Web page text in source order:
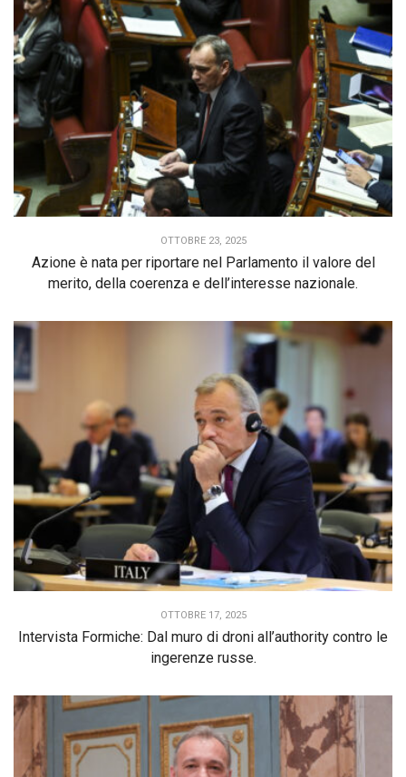
OTTOBRE 23, 2025
Azione è nata per riportare nel Parlamento il valore del
merito, della coerenza e dell’interesse nazionale.
OTTOBRE 17, 2025
Intervista Formiche: Dal muro di droni all’authority contro le
ingerenze russe.